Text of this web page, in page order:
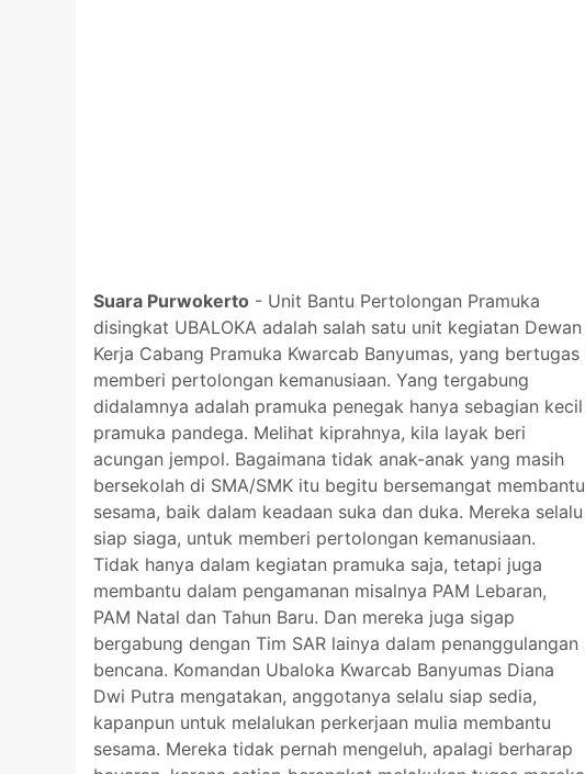
Suara Purwokerto - Unit Bantu Pertolongan Pramuka
disingkat UBALOKA adalah salah satu unit kegiatan Dewan
Kerja Cabang Pramuka Kwarcab Banyumas, yang bertugas
memberi pertolongan kemanusiaan. Yang tergabung
didalamnya adalah pramuka penegak hanya sebagian kecil
pramuka pandega. Melihat kiprahnya, kila layak beri
acungan jempol. Bagaimana tidak anak-anak yang masih
bersekolah di SMA/SMK itu begitu bersemangat membantu
sesama, baik dalam keadaan suka dan duka. Mereka selalu
siap siaga, untuk memberi pertolongan kemanusiaan.
Tidak hanya dalam kegiatan pramuka saja, tetapi juga
membantu dalam pengamanan misalnya PAM Lebaran,
PAM Natal dan Tahun Baru. Dan mereka juga sigap
bergabung dengan Tim SAR lainya dalam penanggulangan
bencana. Komandan Ubaloka Kwarcab Banyumas Diana
Dwi Putra mengatakan, anggotanya selalu siap sedia,
kapanpun untuk melalukan perkerjaan mulia membantu
sesama. Mereka tidak pernah mengeluh, apalagi berharap